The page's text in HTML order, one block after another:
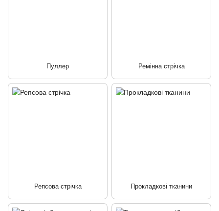
Пуллер Ремінна стрічка
Репсова стрічка Прокладкові тканини